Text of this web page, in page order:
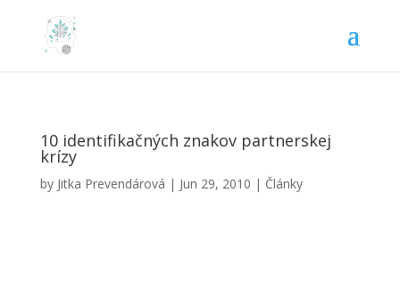
10 identifikačných znakov partnerskej
krízy
by Jitka Prevendárová | Jun 29, 2010 | Články